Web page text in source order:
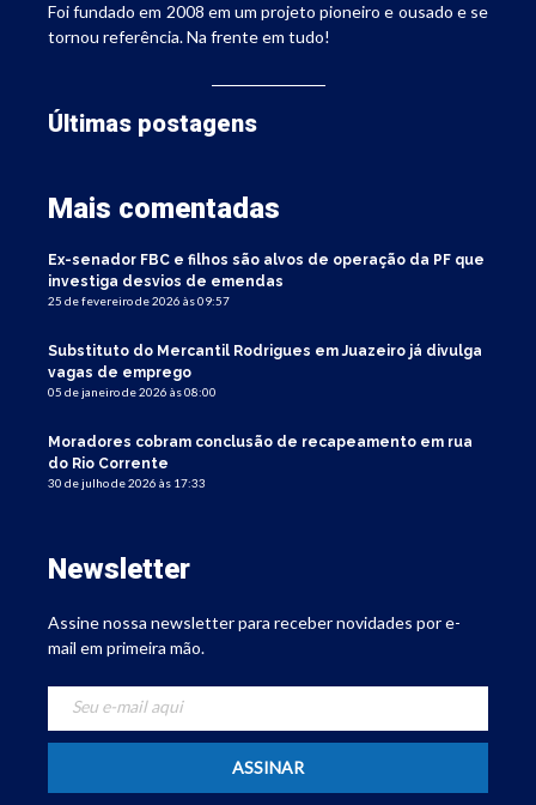
Foi fundado em 2008 em um projeto pioneiro e ousado e se
tornou referência. Na frente em tudo!
Últimas postagens
Mais comentadas
Ex-senador FBC e filhos são alvos de operação da PF que
investiga desvios de emendas
25 de fevereiro de 2026 às 09:57
Substituto do Mercantil Rodrigues em Juazeiro já divulga
vagas de emprego
05 de janeiro de 2026 às 08:00
Moradores cobram conclusão de recapeamento em rua
do Rio Corrente
30 de julho de 2026 às 17:33
Newsletter
Assine nossa newsletter para receber novidades por e-
mail em primeira mão.